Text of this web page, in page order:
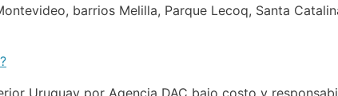
barrios Melilla, Parque Lecoq, Santa
Uruguay por Agencia DAC bajo costo y